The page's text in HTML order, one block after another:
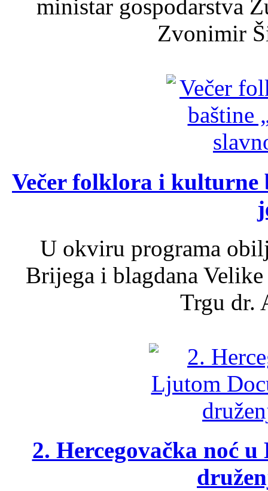
ministar gospodarstva
Zvonimir
Večer folklora i kulturne
U okviru programa
Brijega i blagdana
Trgu dr.
2. Hercegovačka noć